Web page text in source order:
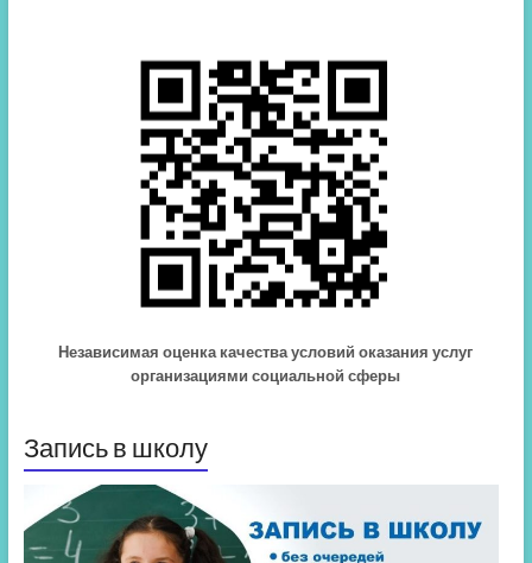
Независимая оценка качества условий оказания услуг
организациями социальной сферы
Запись в школу